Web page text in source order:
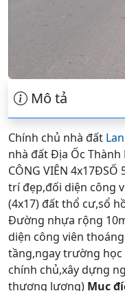
Mô tả
Chính chủ nhà đất
nhà đất Địa Ốc Thành
CÔNG VIÊN 4x17ĐSỐ
trí đẹp,đối diện công
(4x17) đất thổ cư,sổ
Đường nhựa rộng
diện công viên
tầng,ngay trường học
chính chủ,xây dựng
thương lượng) Mục